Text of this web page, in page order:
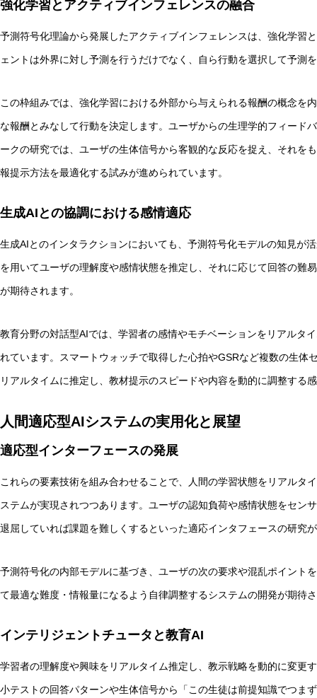
強化学習とアクティブインフェレンスの融合
予測符号化理論から発展したアクティブインフェレンスは、強化学習
ェントは外界に対し予測を行うだけでなく、自ら行動を選択して予測
この枠組みでは、強化学習における外部から与えられる報酬の概念を
な報酬とみなして行動を決定します。ユーザからの生理学的フィード
ークの研究では、ユーザの生体信号から客観的な反応を捉え、それを
報提示方法を最適化する試みが進められています。
生成AIとの協調における感情適応
生成AIとのインタラクションにおいても、予測符号化モデルの知見が
を用いてユーザの理解度や感情状態を推定し、それに応じて回答の難
が期待されます。
教育分野の対話型AIでは、学習者の感情やモチベーションをリアルタ
れています。スマートウォッチで取得した心拍やGSRなど複数の生体
リアルタイムに推定し、教材提示のスピードや内容を動的に調整する
人間適応型AIシステムの実用化と展望
適応型インターフェースの発展
これらの要素技術を組み合わせることで、人間の学習状態をリアルタ
ステムが実現されつつあります。ユーザの認知負荷や感情状態をセン
退屈していれば課題を難しくするといった適応インタフェースの研究
予測符号化の内部モデルに基づき、ユーザの次の要求や混乱ポイント
て最適な難度・情報量になるよう自律調整するシステムの開発が期待
インテリジェントチュータと教育AI
学習者の理解度や興味をリアルタイム推定し、教示戦略を動的に変更
小テストの回答パターンや生体信号から「この生徒は前提知識でつま